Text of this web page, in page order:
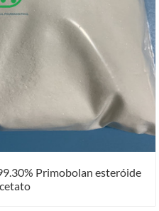
Primobolan esteróide